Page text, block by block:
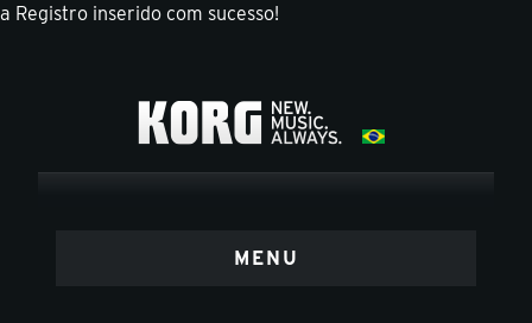
a
MENU
Registro inserido com sucesso!